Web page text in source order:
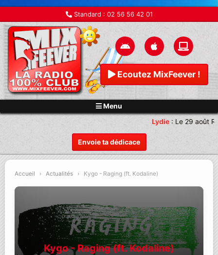
Standard : 02 56 56 42 01
Ecoutez MixFeever !
Menu
Envoie ta dédicace
Lydie: Le 29 août
Accueil › Actualités › Kygo - Raging (ft. Kodaline)
Kygo - Raging (ft. Kodaline)